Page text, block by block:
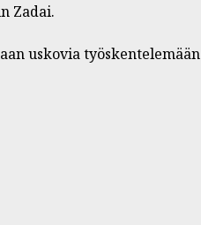
Zadai.
uskovia työskentelemään